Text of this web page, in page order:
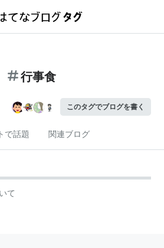
行事食
このタグでブログを書く
で話題 関連ブログ
て